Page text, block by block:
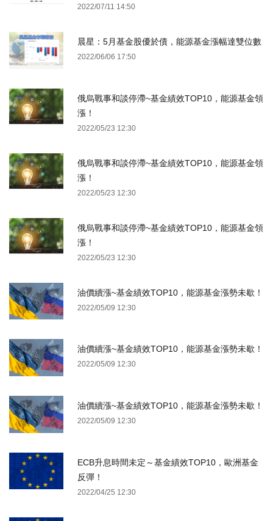
2022/07/11 14:50
晨星：5月基金股優於債，能源基金漲幅達雙位數
2022/06/06 17:50
俄烏戰事和談停滯~基金績效TOP10，能源基金領
漲！
2022/05/23 12:30
俄烏戰事和談停滯~基金績效TOP10，能源基金領
漲！
2022/05/23 12:30
俄烏戰事和談停滯~基金績效TOP10，能源基金領
漲！
2022/05/23 12:30
油價續漲~基金績效TOP10，能源基金漲勢未歇！
2022/05/09 12:30
油價續漲~基金績效TOP10，能源基金漲勢未歇！
2022/05/09 12:30
油價續漲~基金績效TOP10，能源基金漲勢未歇！
2022/05/09 12:30
ECB升息時間未定～基金績效TOP10，歐洲基金
反彈！
2022/04/25 12:30